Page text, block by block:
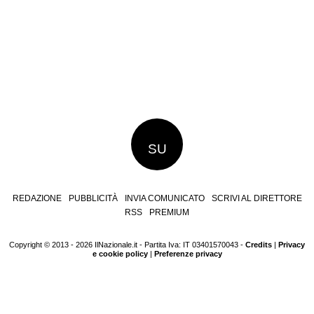
SU
REDAZIONE PUBBLICITÀ INVIA COMUNICATO
SCRIVI AL DIRETTORE
RSS
PREMIUM
Copyright © 2013 - 2026 IlNazionale.it - Partita Iva: IT 03401570043 - Credits
Privacy
e cookie policy| Preferenze privacy